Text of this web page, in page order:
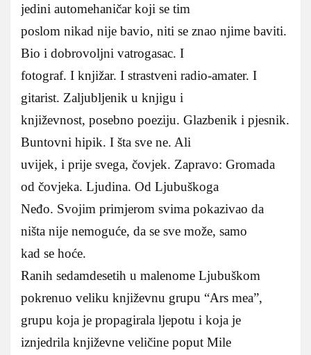
jedini automehaničar koji se tim
poslom nikad nije bavio, niti se znao njime baviti.
Bio i dobrovoljni vatrogasac. I
fotograf. I knjižar. I strastveni radio-amater. I
gitarist. Zaljubljenik u knjigu i
književnost, posebno poeziju. Glazbenik i pjesnik.
Buntovni hipik. I šta sve ne. Ali
uvijek, i prije svega, čovjek. Zapravo: Gromada
od čovjeka. Ljudina. Od Ljubuškoga
Neđo. Svojim primjerom svima pokazivao da
ništa nije nemoguće, da se sve može, samo
kad se hoće.
Ranih sedamdesetih u malenome Ljubuškom
pokrenuo veliku književnu grupu “Ars mea”,
grupu koja je propagirala ljepotu i koja je
iznjedrila književne veličine poput Mile